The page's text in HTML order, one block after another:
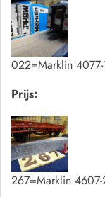
022=Marklin
Prijs:
267=Marklin